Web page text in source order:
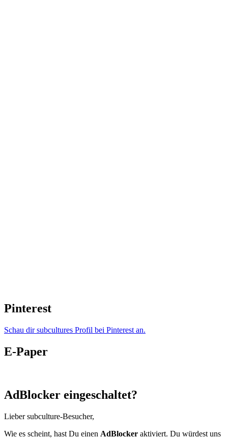
Pinterest
Schau dir subcultures Profil bei Pinterest an.
E-Paper
AdBlocker eingeschaltet?
Lieber subculture-Besucher,
Wie es scheint, hast Du einen AdBlocker aktiviert. Du würdest uns